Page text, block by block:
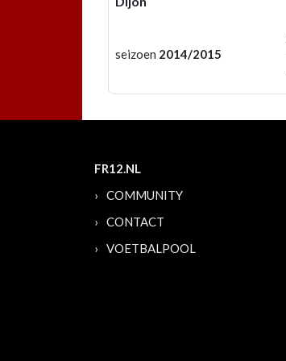
seizoen 2014/2015
FR12.NL
COMMUNITY
CONTACT
VOETBALPOOL